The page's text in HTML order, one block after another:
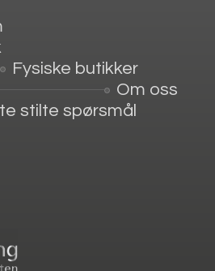
Fysiske butikker
Om oss
stilte spørsmål